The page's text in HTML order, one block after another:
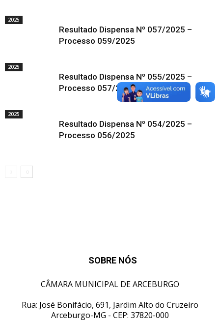
2025
Resultado Dispensa Nº 057/2025 –
Processo 059/2025
2025
Resultado Dispensa Nº 055/2025 –
Processo 057/2025
2025
Resultado Dispensa Nº 054/2025 –
Processo 056/2025
SOBRE NÓS
CÂMARA MUNICIPAL DE ARCEBURGO
Rua: José Bonifácio, 691, Jardim Alto do Cruzeiro
Arceburgo-MG - CEP: 37820-000